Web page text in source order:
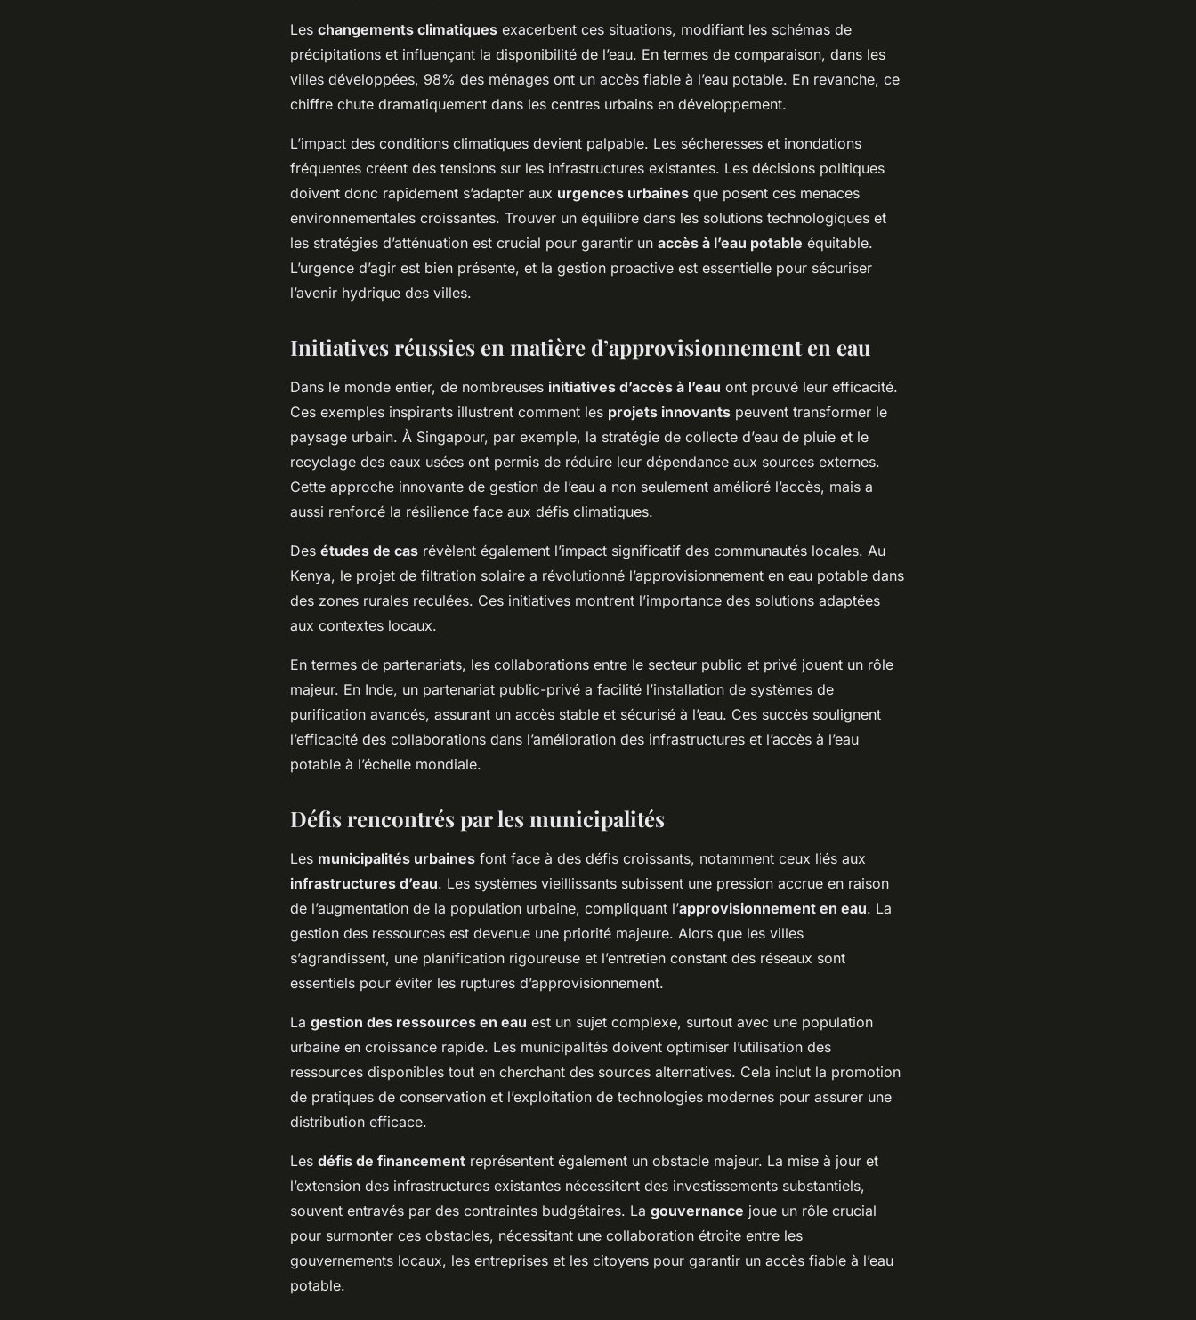
Les changements climatiques exacerbent ces situations, modifiant les schémas de
précipitations et influençant la disponibilité de l’eau. En termes de comparaison, dans les
villes développées, 98% des ménages ont un accès fiable à l’eau potable. En revanche, ce
chiffre chute dramatiquement dans les centres urbains en développement.
L’impact des conditions climatiques devient palpable. Les sécheresses et inondations
fréquentes créent des tensions sur les infrastructures existantes. Les décisions politiques
doivent donc rapidement s’adapter aux urgences urbaines que posent ces menaces
environnementales croissantes. Trouver un équilibre dans les solutions technologiques et
les stratégies d’atténuation est crucial pour garantir un accès à l’eau potable équitable.
L’urgence d’agir est bien présente, et la gestion proactive est essentielle pour sécuriser
l’avenir hydrique des villes.
Initiatives réussies en matière d’approvisionnement en eau
Dans le monde entier, de nombreuses initiatives d’accès à l’eau ont prouvé leur efficacité.
Ces exemples inspirants illustrent comment les projets innovants peuvent transformer le
paysage urbain. À Singapour, par exemple, la stratégie de collecte d’eau de pluie et le
recyclage des eaux usées ont permis de réduire leur dépendance aux sources externes.
Cette approche innovante de gestion de l’eau a non seulement amélioré l’accès, mais a
aussi renforcé la résilience face aux défis climatiques.
Des études de cas révèlent également l’impact significatif des communautés locales. Au
Kenya, le projet de filtration solaire a révolutionné l’approvisionnement en eau potable dans
des zones rurales reculées. Ces initiatives montrent l’importance des solutions adaptées
aux contextes locaux.
En termes de partenariats, les collaborations entre le secteur public et privé jouent un rôle
majeur. En Inde, un partenariat public-privé a facilité l’installation de systèmes de
purification avancés, assurant un accès stable et sécurisé à l’eau. Ces succès soulignent
l’efficacité des collaborations dans l’amélioration des infrastructures et l’accès à l’eau
potable à l’échelle mondiale.
Défis rencontrés par les municipalités
Les municipalités urbaines font face à des défis croissants, notamment ceux liés aux
infrastructures d’eau. Les systèmes vieillissants subissent une pression accrue en raison
de l’augmentation de la population urbaine, compliquant l’approvisionnement en eau. La
gestion des ressources est devenue une priorité majeure. Alors que les villes
s’agrandissent, une planification rigoureuse et l’entretien constant des réseaux sont
essentiels pour éviter les ruptures d’approvisionnement.
La gestion des ressources en eau est un sujet complexe, surtout avec une population
urbaine en croissance rapide. Les municipalités doivent optimiser l’utilisation des
ressources disponibles tout en cherchant des sources alternatives. Cela inclut la promotion
de pratiques de conservation et l’exploitation de technologies modernes pour assurer une
distribution efficace.
Les défis de financement représentent également un obstacle majeur. La mise à jour et
l’extension des infrastructures existantes nécessitent des investissements substantiels,
souvent entravés par des contraintes budgétaires. La gouvernance joue un rôle crucial
pour surmonter ces obstacles, nécessitant une collaboration étroite entre les
gouvernements locaux, les entreprises et les citoyens pour garantir un accès fiable à l’eau
potable.